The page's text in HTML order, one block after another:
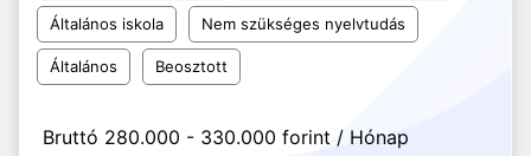
Általános iskola Nem szükséges nyelvtudás
Általános Beosztott
Bruttó 280.000 - 330.000 forint / Hónap